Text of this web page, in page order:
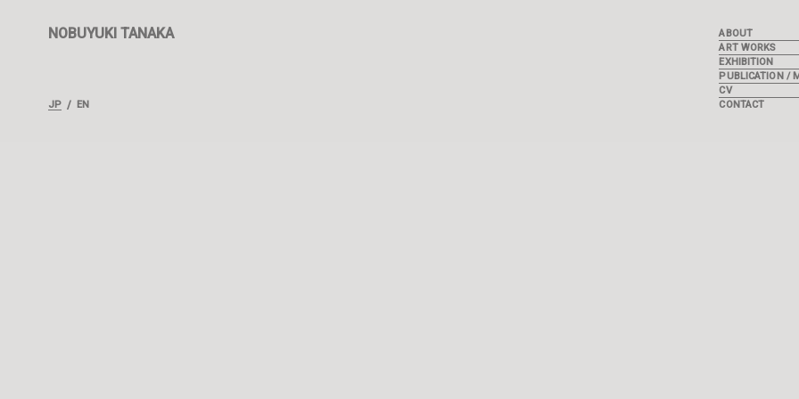
NOBUYUKI TANAKA
JP / EN
ABOUT
ART WORKS
EXHIBITION
PUBLICATION /
CV
CONTACT